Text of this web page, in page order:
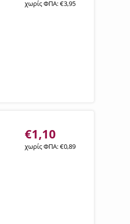
χωρίς ΦΠΑ:€3,95
€1,10
χωρίς ΦΠΑ:€0,89